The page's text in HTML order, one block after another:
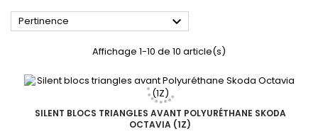
Pertinence 
Affichage 1-10 de 10 article(s)
SILENT BLOCS TRIANGLES AVANT POLYURÉTHANE SKODA
OCTAVIA (1Z)